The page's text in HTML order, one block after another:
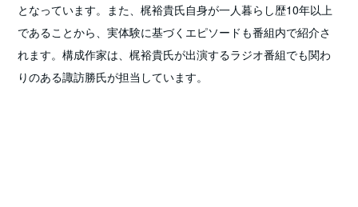
となっています。また、梶裕貴氏自身が一人暮らし歴10年以上
であることから、実体験に基づくエピソードも番組内で紹介さ
れます。構成作家は、梶裕貴氏が出演するラジオ番組でも関わ
りのある諏訪勝氏が担当しています。